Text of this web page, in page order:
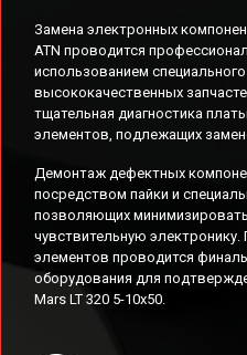
Замена электронных
ATN проводится
использованием
высококачественных
тщательная диагностика
элементов, подлежащих
Демонтаж дефектных
посредством пайки и
позволяющих
чувствительную
элементов проводится
оборудования для
Mars LT 320 5-10x50.